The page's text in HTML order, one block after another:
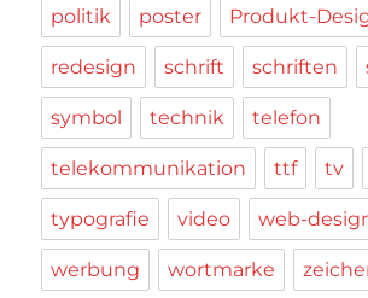
politik poster Produkt-
redesign schrift schriften
symbol technik telefon
telekommunikation ttf tv
typografie video web-
werbung wortmarke